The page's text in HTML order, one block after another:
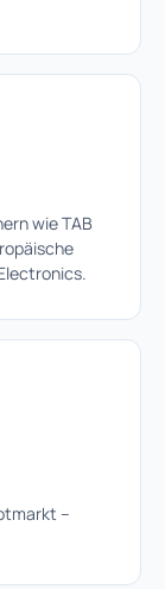
wie TAB
–